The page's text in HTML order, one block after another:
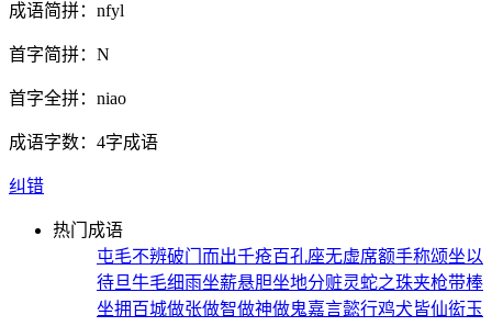
成语简拼： nfyl
首字简拼： N
首字全拼： niao
成语字数： 4字成语
纠错
热门成语
屯毛不辨破门而出千疮百孔座无虚席额手称颂坐以
待旦牛毛细雨坐薪悬胆坐地分赃灵蛇之珠夹枪带棒
坐拥百城做张做智做神做鬼嘉言懿行鸡犬皆仙衒玉